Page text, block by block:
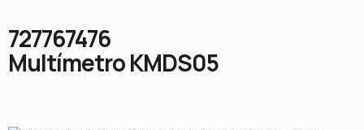
727767476
Multímetro KMDS05